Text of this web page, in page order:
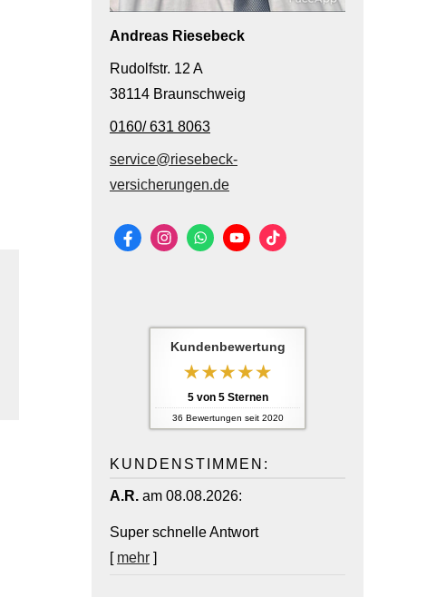
Andreas Riesebeck
Rudolfstr. 12 A
38114 Braunschweig
0160/ 631 8063
service@riesebeck-
versicherungen.de
Kundenbewertung
5von 5Sternen
36 Bewertungen seit 2020
KUNDENSTIMMEN:
A.R. am 08.08.2026:
Super schnelle Antwort
[ mehr ]